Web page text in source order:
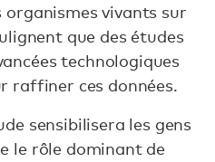
organismes vivants sur
que des études
technologiques
raffiner ces données.
sensibilisera les gens
le rôle dominant de